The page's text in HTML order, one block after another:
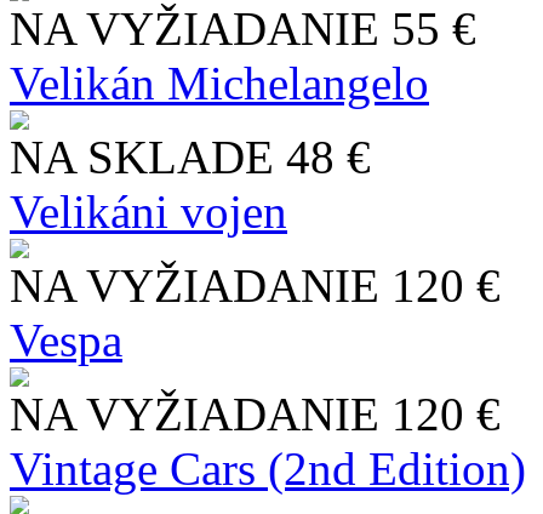
NA VYŽIADANIE 55 €
Velikán Michelangelo
NA SKLADE 48 €
Velikáni vojen
NA VYŽIADANIE 120 €
Vespa
NA VYŽIADANIE 120 €
Vintage Cars (2nd Edition)